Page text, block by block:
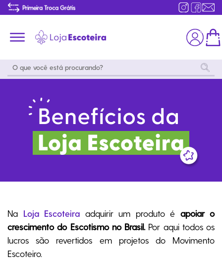
Primeira Troca Grátis
Frete grátis consulte o regulamento
…
Acessórios
Masculino
Coleção
Snoopy
Eventos
Coleção
Centenário
Ramo Filhotes
Acampamento
Viagem
Outros
Moda
Acessórios
Na Loja Escoteira adquirir um produto é apoiar o
crescimento do Escotismo no Brasil. Por aqui todos os
lucros são revertidos em projetos do Movimento
Escoteiro.